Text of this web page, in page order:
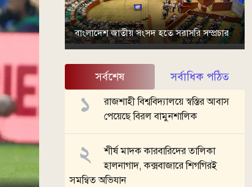
বাংলাদেশ জাতীয় সংসদ হতে সরাসরি সম্প্রচার
সর্বশেষ সর্বাধিক পঠিত
রাজশাহী বিশ্ববিদ্যালয়ে স্বস্তির আবাস
পেয়েছে বিরল বামুনশালিক
শীর্ষ মাদক কারবারিদের তালিকা
হালনাগাদ, কক্সবাজারে শিগগিরই
সমন্বিত অভিযান